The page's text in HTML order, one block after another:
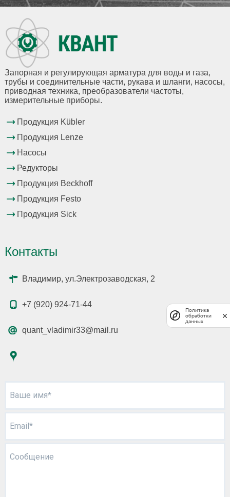
Запорная и регулирующая арматура для воды и газа,
трубы и соединительные части, рукава и шланги, насосы,
приводная техника, преобразователи частоты,
измерительные приборы.
Продукция Kübler
Продукция Lenze
Насосы
Редукторы
Продукция Beckhoff
Продукция Festo
Продукция Sick
Контакты
Владимир, ул.Электрозаводская, 2
+7 (920) 924-71-44
quant_vladimir33@mail.ru
Ваше имя*
Email*
Сообщение
Политика
обработки
данных